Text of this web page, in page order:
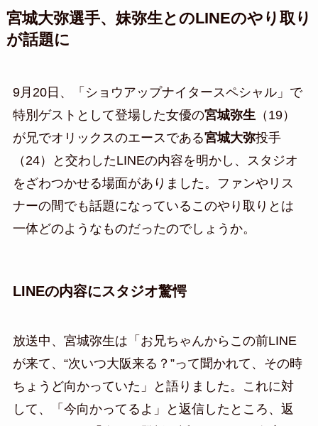
宮城大弥選手、妹弥生とのLINEのやり取り
が話題に
9月20日、「ショウアップナイタースペシャル」で
特別ゲストとして登場した女優の宮城弥生（19）
が兄でオリックスのエースである宮城大弥投手
（24）と交わしたLINEの内容を明かし、スタジオ
をざわつかせる場面がありました。ファンやリス
ナーの間でも話題になっているこのやり取りとは
一体どのようなものだったのでしょうか。
LINEの内容にスタジオ驚愕
放送中、宮城弥生は「お兄ちゃんからこの前LINE
が来て、“次いつ大阪来る？”って聞かれて、その時
ちょうど向かっていた」と語りました。これに対
して、「今向かってるよ」と返信したところ、返